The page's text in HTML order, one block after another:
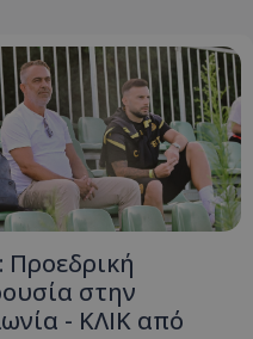
Προεδρική
στην
- ΚΛΙΚ από